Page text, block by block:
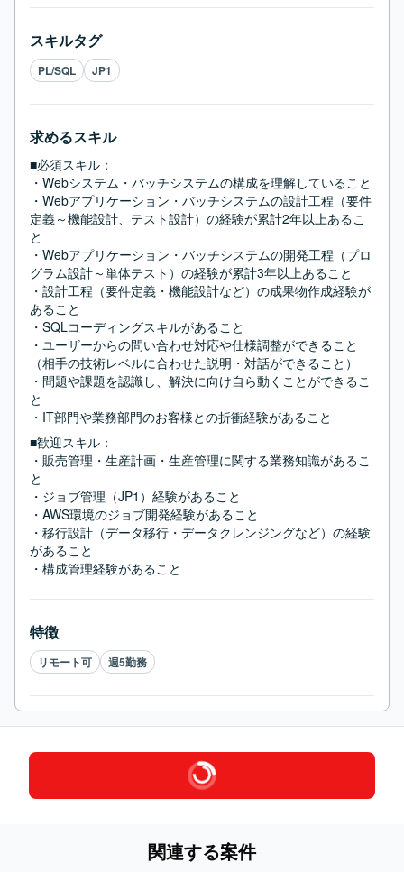
スキルタグ
PL/SQL JP1
求めるスキル
■必須スキル：
・Webシステム・バッチシステムの構成を理解していること
・Webアプリケーション・バッチシステムの設計工程（要件
定義～機能設計、テスト設計）の経験が累計2年以上あるこ
と
・Webアプリケーション・バッチシステムの開発工程（プロ
グラム設計～単体テスト）の経験が累計3年以上あること
・設計工程（要件定義・機能設計など）の成果物作成経験が
あること
・SQLコーディングスキルがあること
・ユーザーからの問い合わせ対応や仕様調整ができること
（相手の技術レベルに合わせた説明・対話ができること）
・問題や課題を認識し、解決に向け自ら動くことができるこ
と
・IT部門や業務部門のお客様との折衝経験があること
■歓迎スキル：
・販売管理・生産計画・生産管理に関する業務知識があるこ
と
・ジョブ管理（JP1）経験があること
・AWS環境のジョブ開発経験があること
・移行設計（データ移行・データクレンジングなど）の経験
があること
・構成管理経験があること
特徴
リモート可 週5勤務
関連する案件